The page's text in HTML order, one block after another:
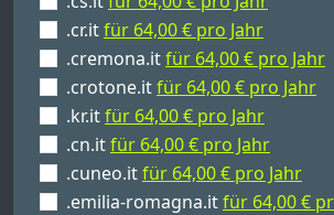
.cr.itfür 64,00 € pro Jahr
.cremona.itfür 64,00 € pro Jahr
.crotone.itfür 64,00 € pro Jahr
.kr.itfür 64,00 € pro Jahr
.cn.itfür 64,00 € pro Jahr
.cuneo.itfür 64,00 € pro Jahr
.emilia-romagna.itfür 64,00 €